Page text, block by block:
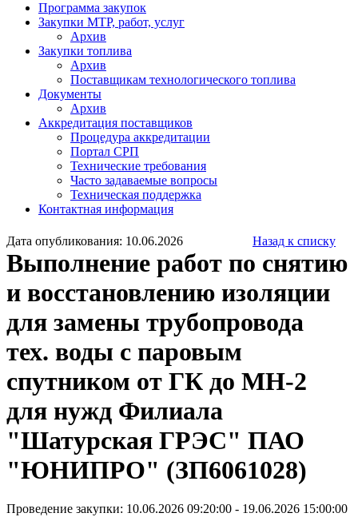
Программа закупок
Закупки МТР, работ, услуг
Архив
Закупки топлива
Архив
Поставщикам технологического топлива
Документы
Архив
Аккредитация поставщиков
Процедура аккредитации
Портал СРП
Технические требования
Часто задаваемые вопросы
Техническая поддержка
Контактная информация
Дата опубликования: 10.06.2026 Назад к списку
Выполнение работ по снятию
и восстановлению изоляции
для замены трубопровода
тех. воды с паровым
спутником от ГК до МН-2
для нужд Филиала
"Шатурская ГРЭС" ПАО
"ЮНИПРО" (ЗП6061028)
Проведение закупки: 10.06.2026 09:20:00 - 19.06.2026 15:00:00